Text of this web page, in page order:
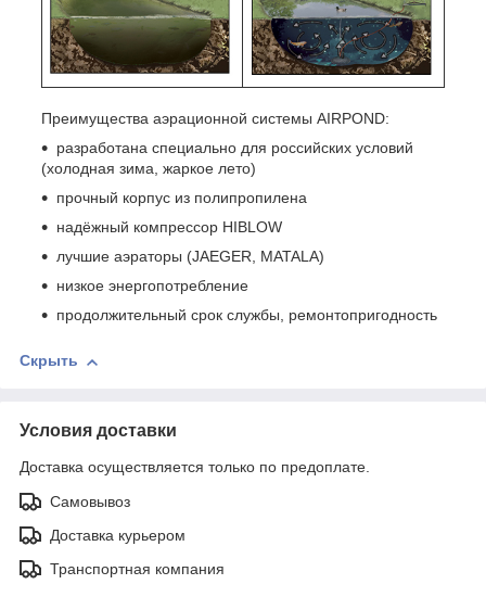
Преимущества аэрационной системы AIRPOND:
разработана специально для российских условий
(холодная зима, жаркое лето)
прочный корпус из полипропилена
надёжный компрессор HIBLOW
лучшие аэраторы (JAEGER, MATALA)
низкое энергопотребление
продолжительный срок службы, ремонтопригодность
Скрыть
Условия доставки
Доставка осуществляется только по предоплате.
Самовывоз
Доставка курьером
Транспортная компания